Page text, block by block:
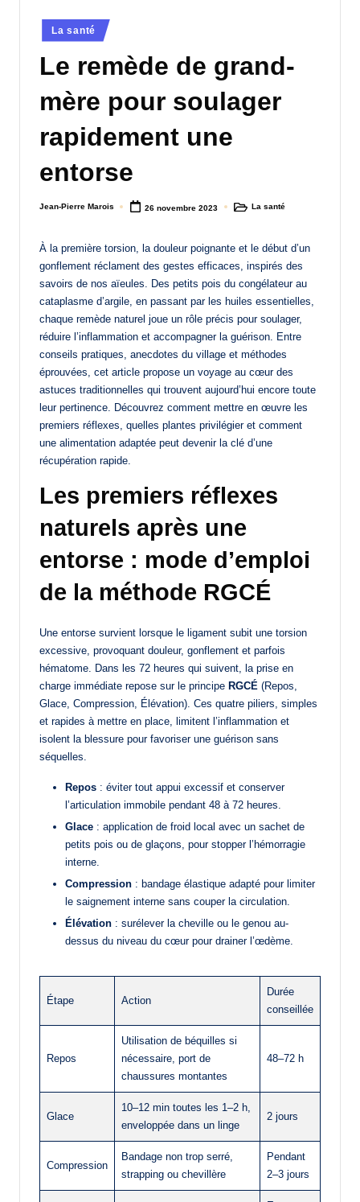
Posted
in
La santé
Le remède de grand-
mère pour soulager
rapidement une
entorse
Posted
Jean-Pierre Marois 26 novembre 2023
PostedLa santé
À la première torsion, la douleur poignante et le début d’un
gonflement réclament des gestes efficaces, inspirés des
savoirs de nos aïeules. Des petits pois du congélateur au
cataplasme d’argile, en passant par les huiles essentielles,
chaque remède naturel joue un rôle précis pour soulager,
réduire l’inflammation et accompagner la guérison. Entre
conseils pratiques, anecdotes du village et méthodes
éprouvées, cet article propose un voyage au cœur des
astuces traditionnelles qui trouvent aujourd’hui encore toute
leur pertinence. Découvrez comment mettre en œuvre les
premiers réflexes, quelles plantes privilégier et comment
une alimentation adaptée peut devenir la clé d’une
récupération rapide.
Les premiers réflexes
naturels après une
entorse : mode d’emploi
de la méthode RGCÉ
Une entorse survient lorsque le ligament subit une torsion
excessive, provoquant douleur, gonflement et parfois
hématome. Dans les 72 heures qui suivent, la prise en
charge immédiate repose sur le principe RGCÉ (Repos,
Glace, Compression, Élévation). Ces quatre piliers, simples
et rapides à mettre en place, limitent l’inflammation et
isolent la blessure pour favoriser une guérison sans
séquelles.
Repos : éviter tout appui excessif et conserver
l’articulation immobile pendant 48 à 72 heures.
Glace : application de froid local avec un sachet de
petits pois ou de glaçons, pour stopper l’hémorragie
interne.
Compression : bandage élastique adapté pour limiter
le saignement interne sans couper la circulation.
Élévation : surélever la cheville ou le genou au-
dessus du niveau du cœur pour drainer l’œdème.
Étape Action
Durée
conseillée
Repos
Utilisation de béquilles si
nécessaire, port de
chaussures montantes
48–72 h
Glace
10–12 min toutes les 1–2 h,
enveloppée dans un linge
2 jours
Compression
Bandage non trop serré,
strapping ou chevillère
Pendant
2–3 jours